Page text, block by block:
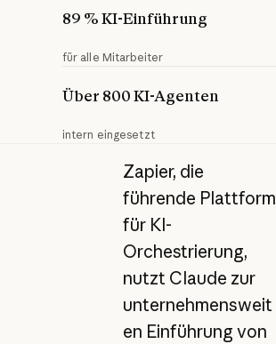
89 % KI-Einführung
für alle Mitarbeiter
Über 800 KI-Agenten
intern eingesetzt
Zapier, die
führende Plattform
für KI-
Orchestrierung,
nutzt Claude zur
unternehmensweit
en Einführung von